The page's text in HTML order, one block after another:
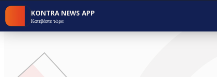
KONTRA NEWS APP
Κατεβάστε τώρα